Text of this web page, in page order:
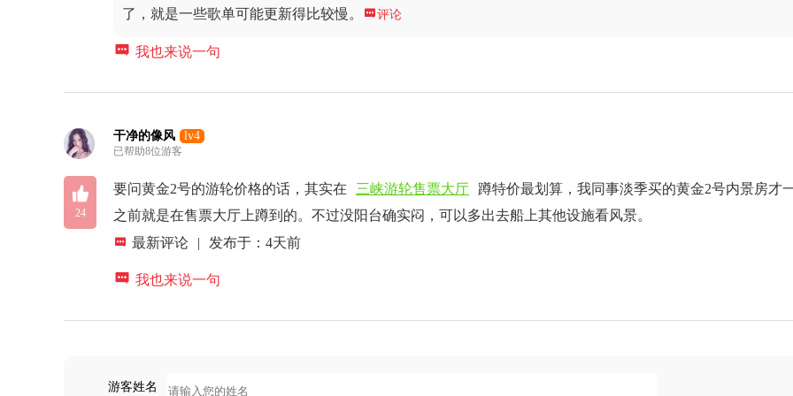
了，就是一些歌单可能更新得比较慢。
评论
 我也来说一句
干净的像风 lv4
已帮助8位游客

24
要问黄金2号的游轮价格的话，其实在 三峡游轮售票大厅
蹲特价最划算，我同事淡季买的黄金2号内景房才
之前就是在售票大厅上蹲到的。不过没阳台确实闷，可以多出去船上其他设施看风景。
 最新评论 | 发布于：4天前
 我也来说一句
游客姓名